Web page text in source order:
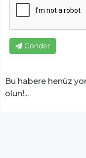
Gönder
Bu habere henüz
olun!...